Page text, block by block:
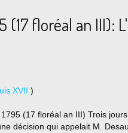
(17 floréal an III):
XVII )
(17 floréal an III) Trois
décision qui appelait M.